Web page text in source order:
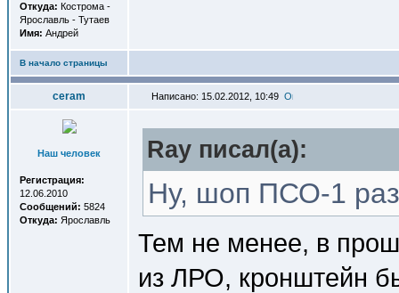
Откуда: Кострома -
Ярославль - Тутаев
Имя: Андрей
В начало страницы
ceram Написано: 15.02.2012, 10:49
Наш человек
Регистрация:
12.06.2010
Сообщений: 5824
Откуда: Ярославль
Ray писал(a):
Ну, шоп ПСО-1
Тем не менее, в
из ЛРО, кронштейн